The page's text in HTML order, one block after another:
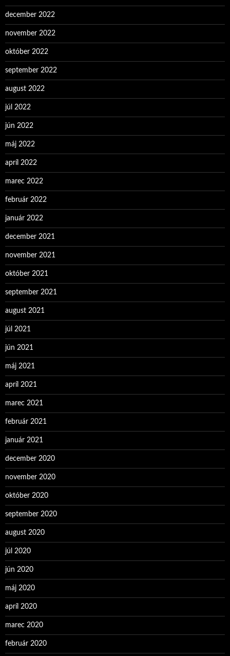
december 2022
november 2022
október 2022
september 2022
august 2022
júl 2022
jún 2022
máj 2022
apríl 2022
marec 2022
február 2022
január 2022
december 2021
november 2021
október 2021
september 2021
august 2021
júl 2021
jún 2021
máj 2021
apríl 2021
marec 2021
február 2021
január 2021
december 2020
november 2020
október 2020
september 2020
august 2020
júl 2020
jún 2020
máj 2020
apríl 2020
marec 2020
február 2020